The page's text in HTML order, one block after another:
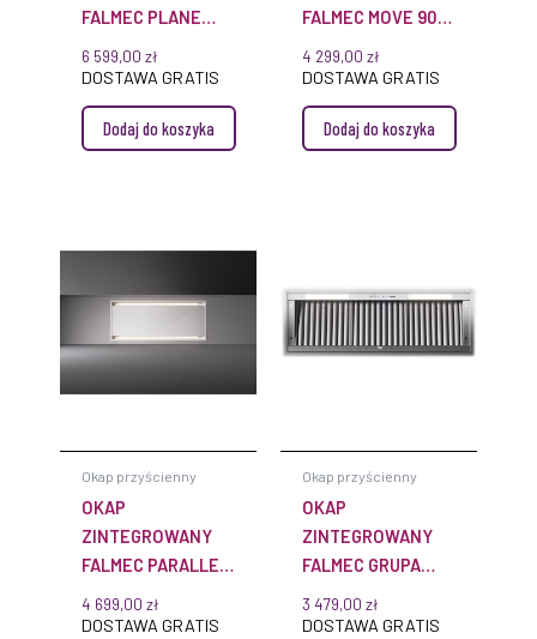
FALMEC PLANE
PLUS NRS 120 CM
CZARNY Z
TECHNOLOGIĄ NRS
STEROWANIE Z
6 599,00 zł
DOSTAWA GRATIS
Dodaj do koszyka
FALMEC MOVE 90
CM CZARNY Z
PRZESUWNYM
FRONTEM Z
DYNAMICZNYM
4 299,00 zł
DOSTAWA GRATIS
Dodaj do koszyka
Okap przyścienny
OKAP
ZINTEGROWANY
FALMEC PARALLEL
76 CM BIAŁY Z
WYCIĄGIEM
4 699,00 zł
DOSTAWA GRATIS
Okap przyścienny
OKAP
ZINTEGROWANY
FALMEC GRUPA
SILNIKOWA PLUS
NO-DROP 90 CM
3 479,00 zł
DOSTAWA GRATIS